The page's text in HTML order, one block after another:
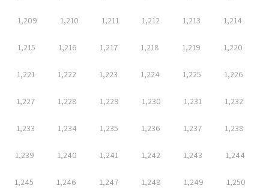
1,209 1,210 1,211 1,212 1,213 1,214
1,215 1,216 1,217 1,218 1,219 1,220
1,221 1,222 1,223 1,224 1,225 1,226
1,227 1,228 1,229 1,230 1,231 1,232
1,233 1,234 1,235 1,236 1,237 1,238
1,239 1,240 1,241 1,242 1,243 1,244
1,245 1,246 1,247 1,248 1,249 1,250